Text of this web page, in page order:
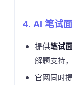
4. AI 笔试
提供笔试
解题支持
官网同时